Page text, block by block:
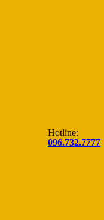
Hotline:
096.732.7777